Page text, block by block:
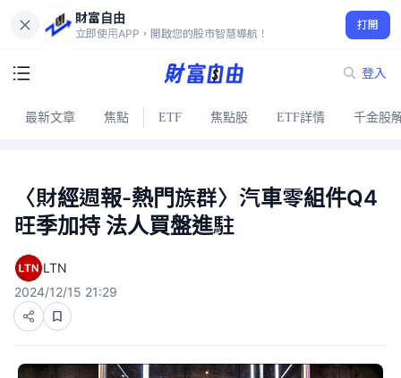
財富自由
立即使用APP，開啟您的股市智慧導航！
打開
登入
最新文章 焦點 ETF 焦點股 ETF詳情 千金股
〈財經週報-熱門族群〉汽車零組件Q4
旺季加持 法人買盤進駐
LTN
2024/12/15 21:29